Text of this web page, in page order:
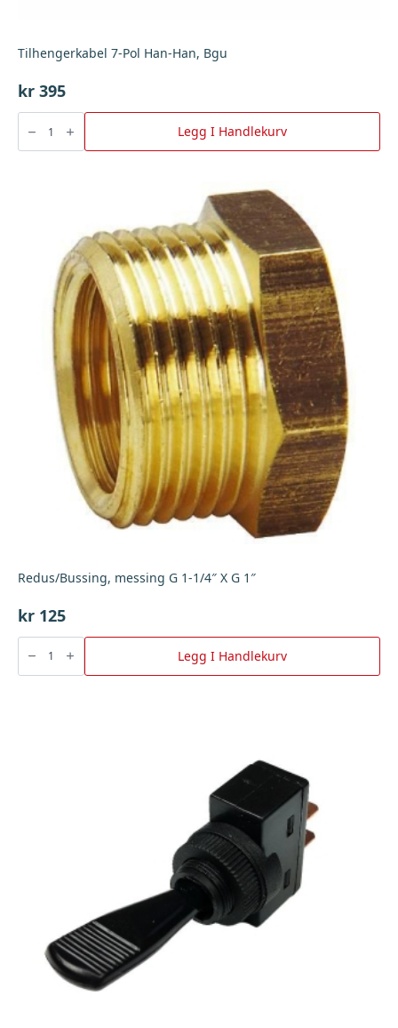
Tilhengerkabel 7-Pol Han-Han, Bgu
kr 395
Tilhengerkabel
Pol
Han-
Legg I Handlekurv
Redus/Bussing, messing G 1-1/4″ X G 1″
kr 125
Redus/Bussing,
messing
1-
Legg I Handlekurv